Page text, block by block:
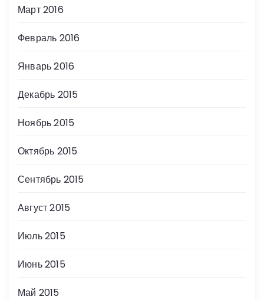
Март 2016
Февраль 2016
Январь 2016
Декабрь 2015
Ноябрь 2015
Октябрь 2015
Сентябрь 2015
Август 2015
Июль 2015
Июнь 2015
Май 2015